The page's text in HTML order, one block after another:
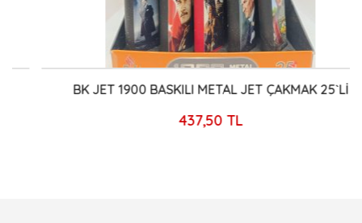
BK JET 1900 BASKILI METAL JET ÇAKMAK 25`Lİ
437,50 TL